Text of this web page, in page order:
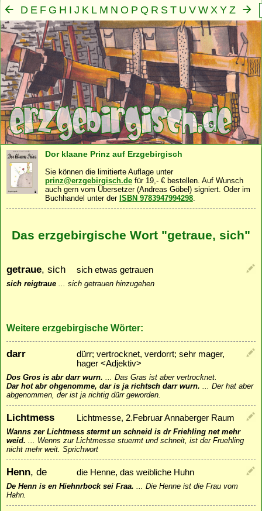
D E F G H I J K L M N O P Q R S T U V W X Y Z
A B C
Mensch·Seele·Geist · Familie·Gemeinschaft ·
Dor klaane Prinz auf Erzgebirgisch
Sie können die limitierte Auflage unter
prinz@erzgebirgisch.de für 19,- € bestellen. Auf Wunsch
auch gern vom Übersetzer (Andreas Göbel) signiert. Oder im
Buchhandel unter der ISBN 9783947994298.
Das erzgebirgische Wort "getraue, sich"
getraue, sich sich etwas getrauen
sich reigtraue ... sich getrauen hinzugehen
Weitere erzgebirgische Wörter:
darr
dürr; vertrocknet, verdorrt; sehr mager,
hager <Adjektiv>
Dos Gros is abr darr wurn. ... Das Gras ist aber vertrocknet.
Dar hot abr ohgenomme, dar is ja richtsch darr wurn. ... Der hat aber
abgenommen, der ist ja richtig dürr geworden.
Lichtmess Lichtmesse, 2.Februar Annaberger Raum
Wanns zer Lichtmess stermt un schneid is dr Friehling net mehr
weid. ... Wenns zur Lichtmesse stuermt und schneit, ist der Fruehling
nicht mehr weit. Sprichwort
Henn, de die Henne, das weibliche Huhn
De Henn is en Hiehnrbock sei Fraa. ... Die Henne ist die Frau vom
Hahn.